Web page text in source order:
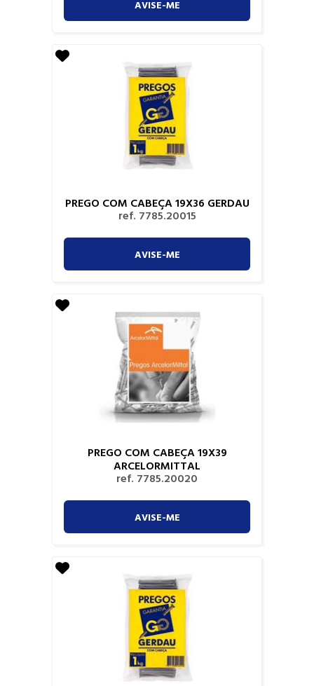
AVISE-ME
PREGO COM CABEÇA 19X36 GERDAU
ref. 7785.20015
AVISE-ME
PREGO COM CABEÇA 19X39
ARCELORMITTAL
ref. 7785.20020
AVISE-ME